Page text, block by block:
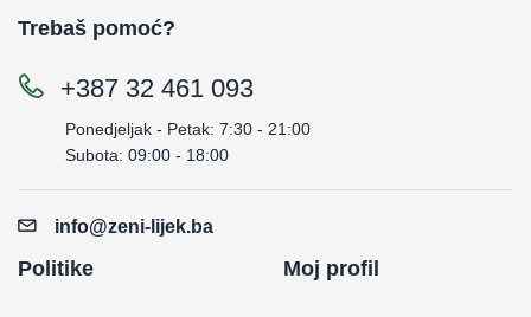
Trebaš pomoć?
+387 32 461 093
Ponedjeljak - Petak: 7:30 - 21:00
Subota: 09:00 - 18:00
info@zeni-lijek.ba
Politike Moj profil